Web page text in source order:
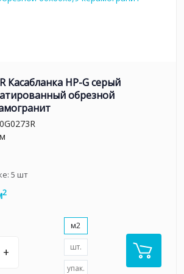
Касабланка HP-G серый
обрезной
5 шт
2
+
м2
шт.
упак.